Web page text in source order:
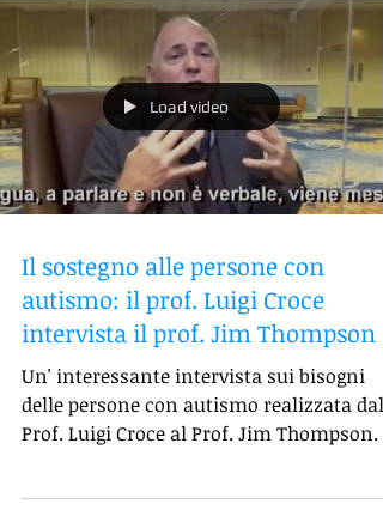
Load video
Il sostegno alle persone con
autismo: il prof. Luigi Croce
intervista il prof. Jim Thompson
Un' interessante intervista sui bisogni
delle persone con autismo realizzata dal